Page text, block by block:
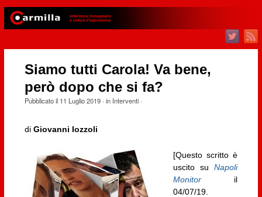
Siamo tutti Carola! Va bene,
però dopo che si fa?
Pubblicato il 11 Luglio 2019· in Interventi·
di Giovanni Iozzoli
[Questo scritto è
uscito suNapoli
Monitoril
04/07/19.